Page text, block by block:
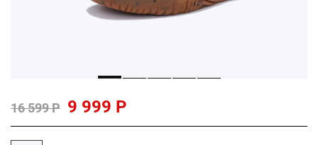
16 599 Р 9 999 Р